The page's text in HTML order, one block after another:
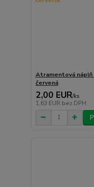
Atramentová
červená
2,00 EUR/ks
1,63 EUR bez DPH